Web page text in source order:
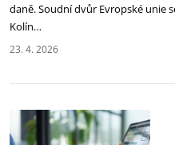
daně. Soudní dvůr Evropské unie
Kolín…
23. 4. 2026